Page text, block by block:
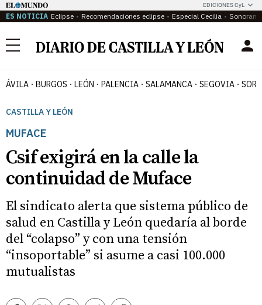
EDICIONES CyL
ES NOTICIA Eclipse Recomendaciones eclipse Especial Cecilia
Menú
ÁVILA BURGOS LEÓN PALENCIA SALAMANCA SEGOVIA
CASTILLA Y LEÓN
MUFACE
Csif exigirá en la calle la
continuidad de Muface
El sindicato alerta que sistema público de
salud en Castilla y León quedaría al borde
del “colapso” y con una tensión
“insoportable” si asume a casi 100.000
mutualistas